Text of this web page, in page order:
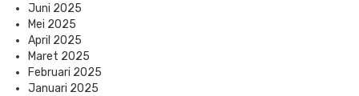
Juni 2025
Mei 2025
April 2025
Maret 2025
Februari 2025
Januari 2025